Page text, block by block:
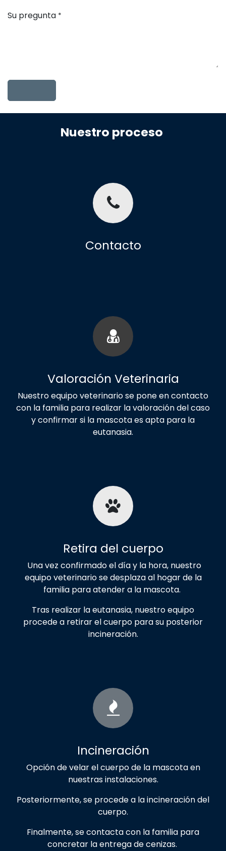
Su pregunta *
Nuestro proceso
Contacto
Valoración Veterinaria
Nuestro equipo veterinario se pone en contacto
con la familia para realizar la valoración del caso
y confirmar si la mascota es apta para la
eutanasia.
Retira del cuerpo
Una vez confirmado el día y la hora, nuestro
equipo veterinario se desplaza al hogar de la
familia para atender a la mascota.
Tras realizar la eutanasia, nuestro equipo
procede a retirar el cuerpo para su posterior
incineración.
Incineración
Opción de velar el cuerpo de la mascota en
nuestras instalaciones.
Posteriormente, se procede a la incineración del
cuerpo.
Finalmente, se contacta con la familia para
concretar la entrega de cenizas.